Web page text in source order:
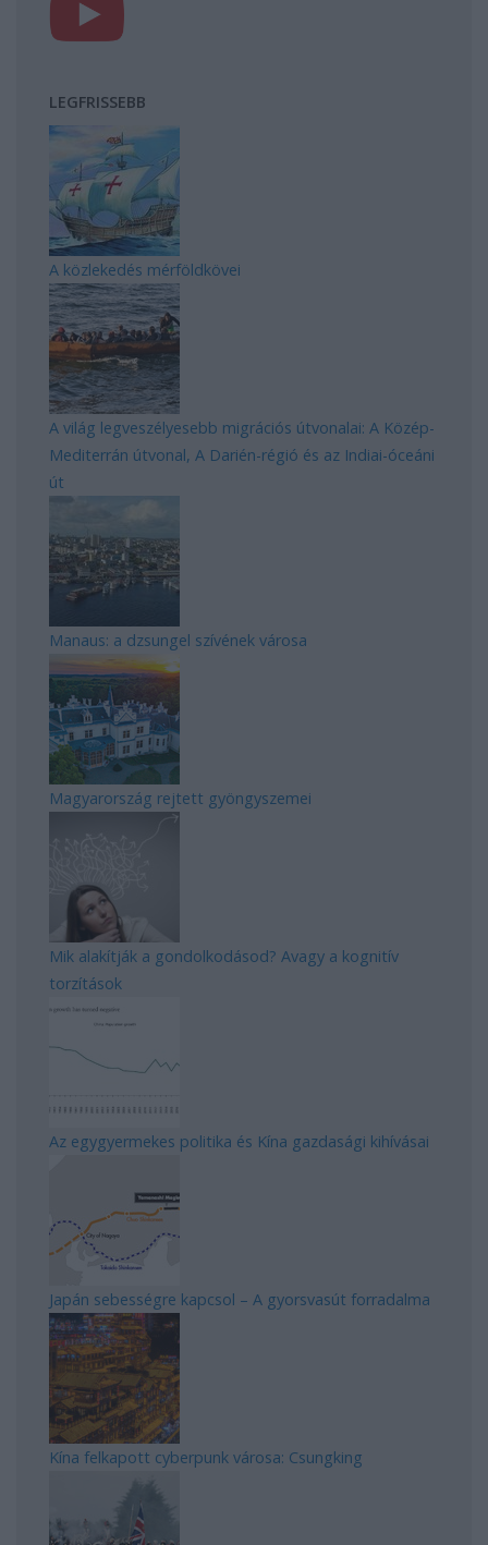
LEGFRISSEBB
A közlekedés mérföldkövei
A világ legveszélyesebb migrációs útvonalai: A Közép-
Mediterrán útvonal, A Darién-régió és az Indiai-óceáni
út
Manaus: a dzsungel szívének városa
Magyarország rejtett gyöngyszemei
Mik alakítják a gondolkodásod? Avagy a kognitív
torzítások
Az egygyermekes politika és Kína gazdasági kihívásai
Japán sebességre kapcsol – A gyorsvasút forradalma
Kína felkapott cyberpunk városa: Csungking